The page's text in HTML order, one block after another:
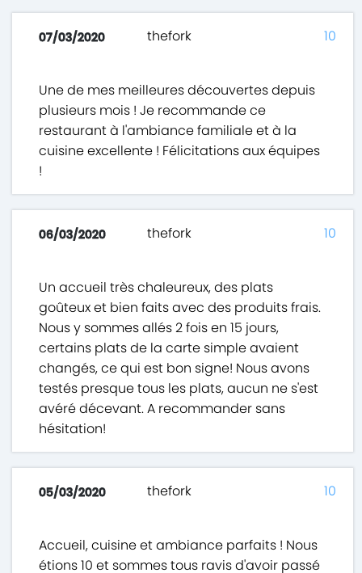
07/03/2020 thefork
Une de mes meilleures découvertes depuis
plusieurs mois ! Je recommande ce
restaurant à l'ambiance familiale et à la
cuisine excellente ! Félicitations aux équipes
!
10
06/03/2020 thefork
Un accueil très chaleureux, des plats
goûteux et bien faits avec des produits frais.
Nous y sommes allés 2 fois en 15 jours,
certains plats de la carte simple avaient
changés, ce qui est bon signe! Nous avons
testés presque tous les plats, aucun ne s'est
avéré décevant. A recommander sans
hésitation!
10
05/03/2020 thefork
Accueil, cuisine et ambiance parfaits ! Nous
étions 10 et sommes tous ravis d'avoir passé
10